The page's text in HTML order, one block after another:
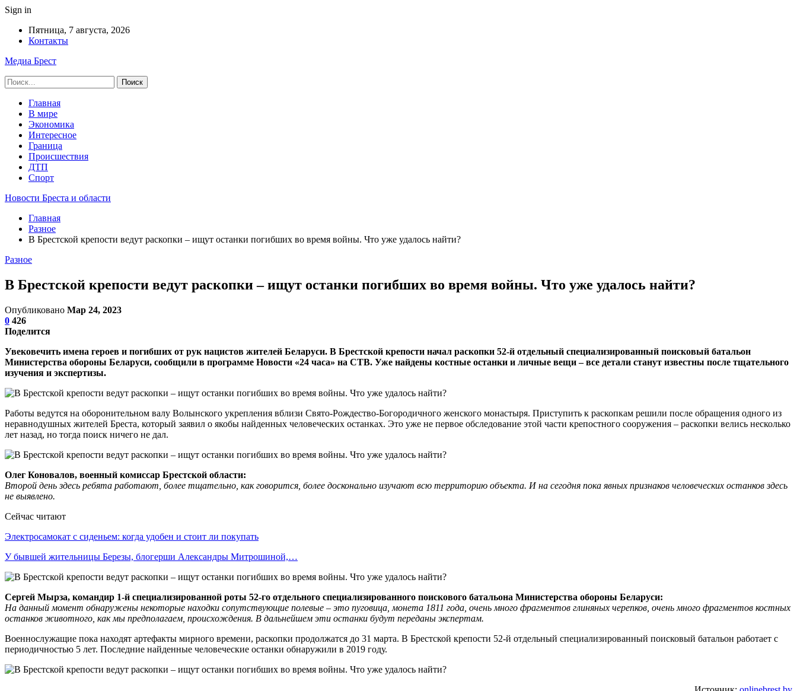
Sign in
Пятница, 7 августа, 2026
Контакты
Медиа Брест
Главная
В мире
Экономика
Интересное
Граница
Происшествия
ДТП
Спорт
Новости Бреста и области
Главная
Разное
В Брестской крепости ведут раскопки – ищут останки погибших во время войны. Что уже удалось найти?
Разное
В Брестской крепости ведут раскопки – ищут останки погибших во время войны. Что уже удалось найти?
Опубликовано Мар 24, 2023
0 426
Поделится
Увековечить имена героев и погибших от рук нацистов жителей Беларуси. В Брестской крепости начал раскопки 52-й отдельный специализированный поисковый батальон
Министерства обороны Беларуси, сообщили в программе Новости «24 часа» на СТВ. Уже найдены костные останки и личные вещи – все детали станут известны после тщательного
изучения и экспертизы.
Работы ведутся на оборонительном валу Волынского укрепления вблизи Свято-Рождество-Богородичного женского монастыря. Приступить к раскопкам решили после обращения одного из
неравнодушных жителей Бреста, который заявил о якобы найденных человеческих останках. Это уже не первое обследование этой части крепостного сооружения – раскопки велись несколько
лет назад, но тогда поиск ничего не дал.
Олег Коновалов, военный комиссар Брестской области:
Второй день здесь ребята работают, более тщательно, как говорится, более досконально изучают всю территорию объекта. И на сегодня пока явных признаков человеческих останков здесь
не выявлено.
Сейчас читают
Электросамокат с сиденьем: когда удобен и стоит ли покупать
У бывшей жительницы Березы, блогерши Александры Митрошиной,…
Сергей Мырза, командир 1-й специализированной роты 52-го отдельного специализированного поискового батальона Министерства обороны Беларуси:
На данный момент обнаружены некоторые находки сопутствующие полевые – это пуговица, монета 1811 года, очень много фрагментов глиняных черепков, очень много фрагментов костных
останков животного, как мы предполагаем, происхождения. В дальнейшем эти останки будут переданы экспертам.
Военнослужащие пока находят артефакты мирного времени, раскопки продолжатся до 31 марта. В Брестской крепости 52-й отдельный специализированный поисковый батальон работает с
периодичностью 5 лет. Последние найденные человеческие останки обнаружили в 2019 году.